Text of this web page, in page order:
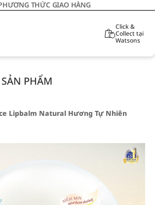
THỨC GIAO HÀNG
Click &
Collect tại
Watsons
PHẨM
Lipbalm Natural Hương Tự Nhiên